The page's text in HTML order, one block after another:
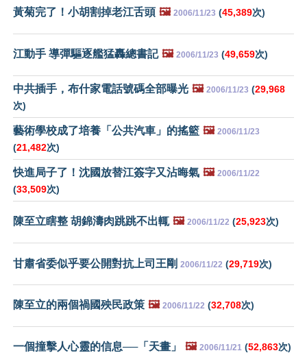
黃菊完了！小胡割掉老江舌頭 🖼️ 2006/11/23 (45,389次)
江動手 導彈驅逐艦猛轟總書記 🖼️ 2006/11/23 (49,659次)
中共插手，布什家電話號碼全部曝光 🖼️ 2006/11/23 (29,968
次)
藝術學校成了培養「公共汽車」的搖籃 🖼️ 2006/11/23
(21,482次)
快進局子了！沈國放替江簽字又沾晦氣 🖼️ 2006/11/22
(33,509次)
陳至立瞎整 胡錦濤肉跳跳不出輒 🖼️ 2006/11/22 (25,923次)
甘肅省委似乎要公開對抗上司王剛 2006/11/22 (29,719次)
陳至立的兩個禍國殃民政策 🖼️ 2006/11/22 (32,708次)
一個撞擊人心靈的信息──「天畫」 🖼️ 2006/11/21 (52,863次)